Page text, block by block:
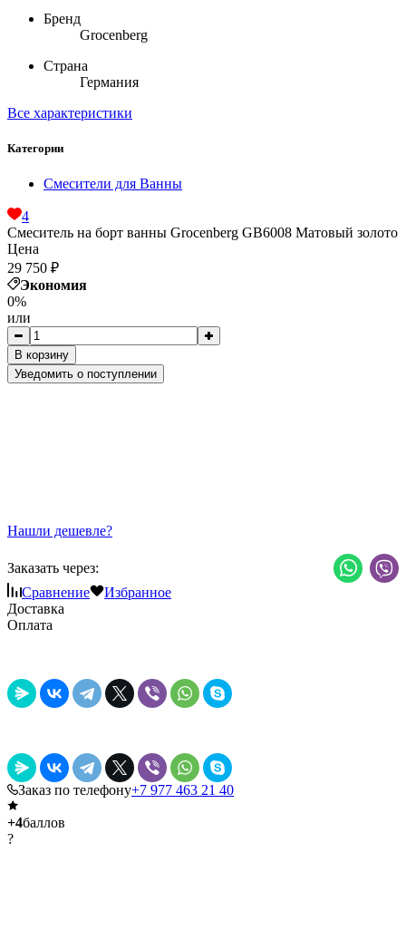
Бренд
Grocenberg
Страна
Германия
Все характеристики
Категории
Смесители для Ванны
4
Смеситель на борт ванны Groсenberg GB6008 Матовый золото
Цена
29 750 ₽
Экономия
0%
или
В корзину
Уведомить о поступлении
Нашли дешевле?
Заказать через:
Сравнение
Избранное
Доставка
Оплата
Заказ по телефону+7 977 463 21 40
+4баллов
?